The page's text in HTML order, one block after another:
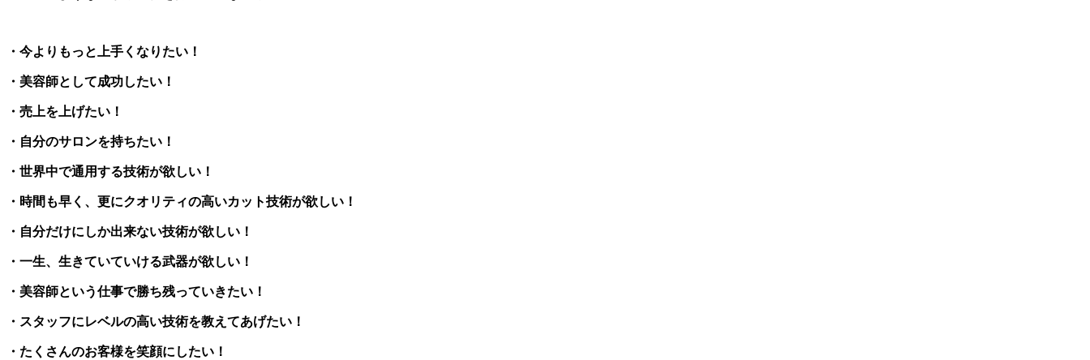
・今よりもっと上手くなりたい！
・美容師として成功したい！
・売上を上げたい！
・自分のサロンを持ちたい！
・世界中で通用する技術が欲しい！
・時間も早く、更にクオリティの高いカット技術が欲しい！
・自分だけにしか出来ない技術が欲しい！
・一生、生きていていける武器が欲しい！
・美容師という仕事で勝ち残っていきたい！
・スタッフにレベルの高い技術を教えてあげたい！
・たくさんのお客様を笑顔にしたい！